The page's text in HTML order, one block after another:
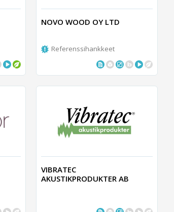
NOVO WOOD OY LTD
Referenssihankkeet
VIBRATEC
AKUSTIKPRODUKTER AB